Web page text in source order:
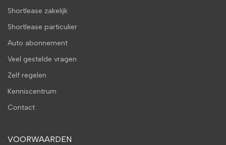
Shortlease zakelijk
Shortlease particulier
Auto abonnement
Veel gestelde vragen
Zelf regelen
Kenniscentrum
Contact
VOORWAARDEN